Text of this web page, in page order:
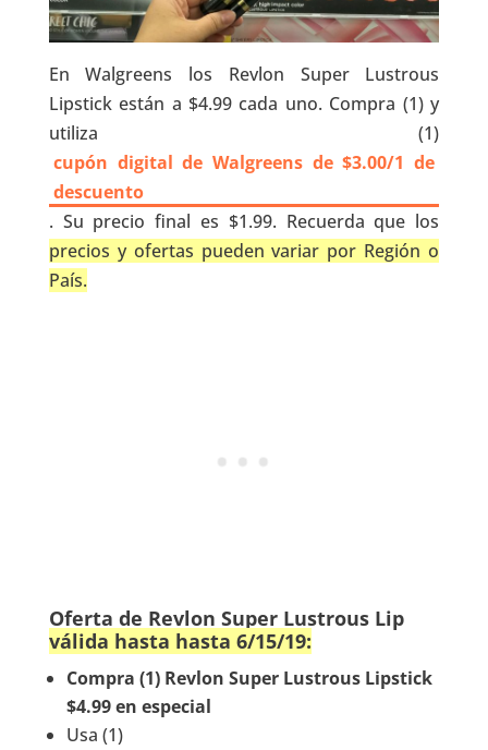
En Walgreens los Revlon Super Lustrous
Lipstick están a $4.99 cada uno. Compra (1) y
utiliza (1)
cupón digital de Walgreens de $3.00/1 de
descuento
. Su precio final es $1.99. Recuerda que los
precios y ofertas pueden variar por Región o
País.
Oferta de Revlon Super Lustrous Lip
válida hasta hasta 6/15/19:
Compra (1) Revlon Super Lustrous Lipstick
$4.99 en especial
Usa (1)